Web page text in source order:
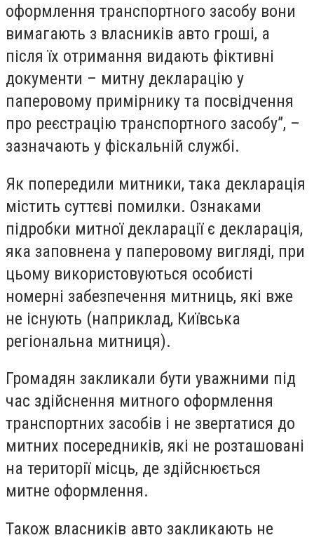
оформлення транспортного засобу вони
вимагають з власників авто гроші, а
після їх отримання видають фіктивні
документи – митну декларацію у
паперовому примірнику та посвідчення
про реєстрацію транспортного засобу”, –
зазначають у фіскальній службі.
Як попередили митники, така декларація
містить суттєві помилки. Ознаками
підробки митної декларації є декларація,
яка заповнена у паперовому вигляді, при
цьому використовуються особисті
номерні забезпечення митниць, які вже
не існують (наприклад, Київська
регіональна митниця).
Громадян закликали бути уважними під
час здійснення митного оформлення
транспортних засобів і не звертатися до
митних посередників, які не розташовані
на території місць, де здійснюється
митне оформлення.
Також власників авто закликають не